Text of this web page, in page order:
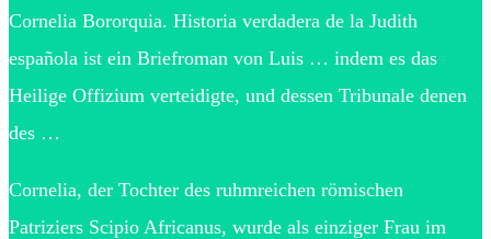
Cornelia Bororquia. Historia verdadera de la Judith
española ist ein Briefroman von Luis … indem es das
Heilige Offizium verteidigte, und dessen Tribunale denen
des …
Cornelia, der Tochter des ruhmreichen römischen
Patriziers Scipio Africanus, wurde als einziger Frau im